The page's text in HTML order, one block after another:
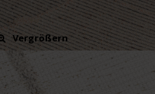
Vergrößern